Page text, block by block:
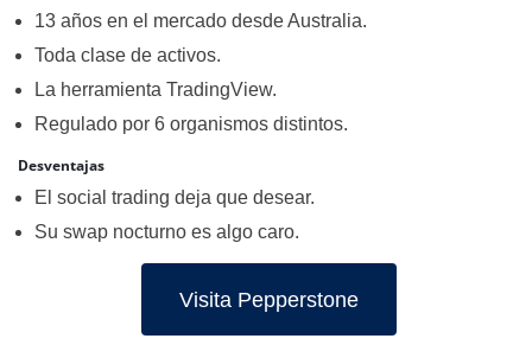
13 años en el mercado desde Australia.
Toda clase de activos.
La herramienta TradingView.
Regulado por 6 organismos distintos.
Desventajas
El social trading deja que desear.
Su swap nocturno es algo caro.
Visita Pepperstone